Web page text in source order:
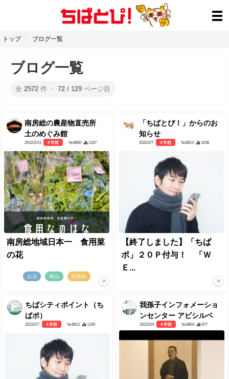
トップ ブログ一覧
ブログ一覧
全 2572 件 ・ 72 / 129 ページ目
南房総の農産物直売所
土のめぐみ館
2022/2/13 4 年前 - №8860 2187
南房総地域日本一 食用菜
の花
お店 商品 南房総
「ちばとぴ！」からのお
知らせ
2022/2/7 4 年前 - №8813 1038
【終了しました】「ちば
ポ」２０Ｐ付与！ 「Ｗ
Ｅ...
ちばシティポイント（ち
ばポ）
2022/2/7 4 年前 - №8812 1106
我孫子インフォメーショ
ンセンター アビシルベ
2022/2/4 4 年前 - №8804 977